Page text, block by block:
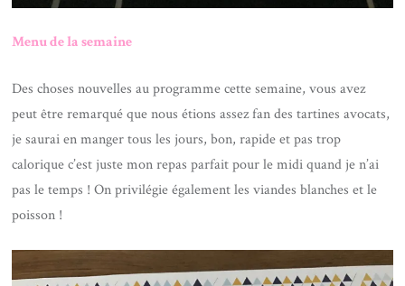
Menu de la semaine
Des choses nouvelles au programme cette semaine, vous avez
peut être remarqué que nous étions assez fan des tartines avocats,
je saurai en manger tous les jours, bon, rapide et pas trop
calorique c’est juste mon repas parfait pour le midi quand je n’ai
pas le temps ! On privilégie également les viandes blanches et le
poisson !